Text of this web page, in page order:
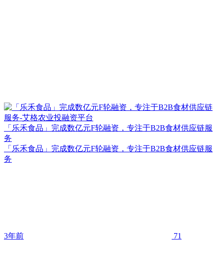
「乐禾食品」完成数亿元F轮融资，专注于B2B食材供应链服
务
「乐禾食品」完成数亿元F轮融资，专注于B2B食材供应链服
务
3年前 71